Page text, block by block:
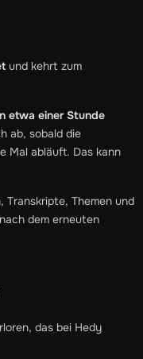
und kehrt zum
etwa einer Stunde
ab, sobald die
Mal abläuft. Das kann
Transkripte, Themen und
dem erneuten
das bei Hedy